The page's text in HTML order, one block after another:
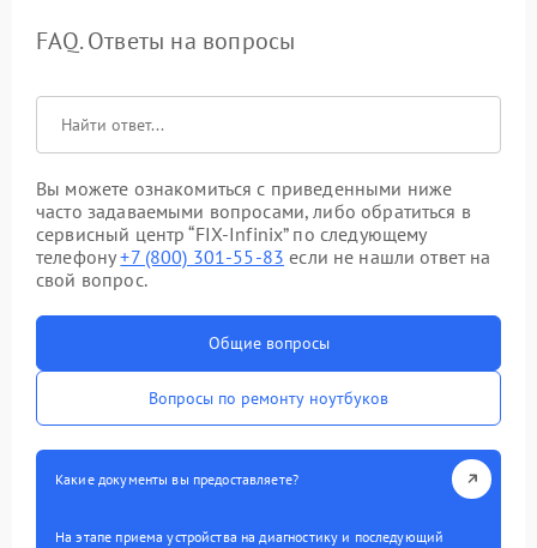
FAQ. Ответы на вопросы
Вы можете ознакомиться с приведенными ниже
часто задаваемыми вопросами, либо обратиться в
сервисный центр “FIX-Infinix” по следующему
телефону+7 (800) 301-55-83 если не нашли ответ на
свой вопрос.
Общие вопросы
Вопросы по ремонту ноутбуков
Какие документы вы предоставляете?
На этапе приема устройства на диагностику и последующий